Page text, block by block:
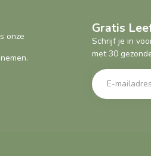
onze
Gratis
Schrijf je in
met 30